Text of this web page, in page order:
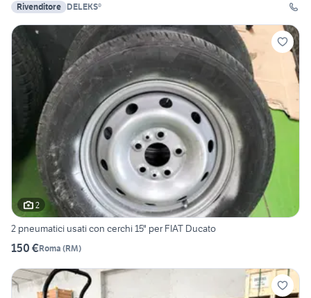
Rivenditore DELEKS®
2
2 pneumatici usati con cerchi 15" per FIAT Ducato
150 €Roma (RM)